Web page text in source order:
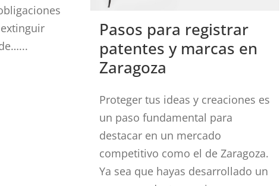
Pasos para registrar
patentes y marcas en
Zaragoza
Proteger tus ideas y creaciones es
un paso fundamental para
destacar en un mercado
competitivo como el de Zaragoza.
Ya sea que hayas desarrollado un